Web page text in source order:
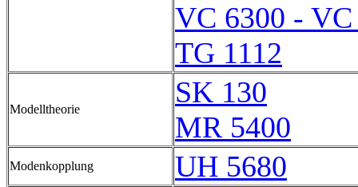
VC 6300 - VC
TG 1112
Modelltheorie
SK 130
MR 5400
Modenkopplung UH 5680